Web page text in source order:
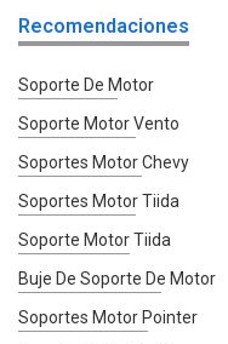
Recomendaciones
Soporte De Motor
Soporte Motor Vento
Soportes Motor Chevy
Soportes Motor Tiida
Soporte Motor Tiida
Buje De Soporte De Motor
Soportes Motor Pointer